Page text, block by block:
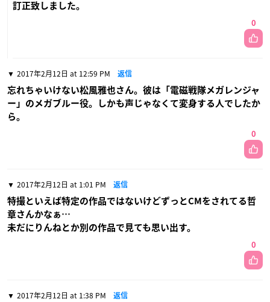
訂正致しました。
0
2017年2月12日 at 12:59 PM 返信
忘れちゃいけない松風雅也さん。彼は「電磁戦隊メガレンジャ
ー」のメガブルー役。しかも声じゃなくて変身する人でしたか
ら。
0
2017年2月12日 at 1:01 PM 返信
特撮といえば特定の作品ではないけどずっとCMをされてる哲
章さんかなぁ…
未だにりんねとか別の作品で見ても思い出す。
0
2017年2月12日 at 1:38 PM 返信